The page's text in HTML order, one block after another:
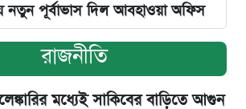
নতুন পূর্বাভাস দিল আবহাওয়া অফিস
রাজনীতি
মধ্যেই সাকিবের বাড়িতে আগুন